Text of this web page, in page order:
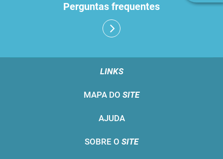
Perguntas frequentes
LINKS
MAPA DO SITE
AJUDA
SOBRE O SITE